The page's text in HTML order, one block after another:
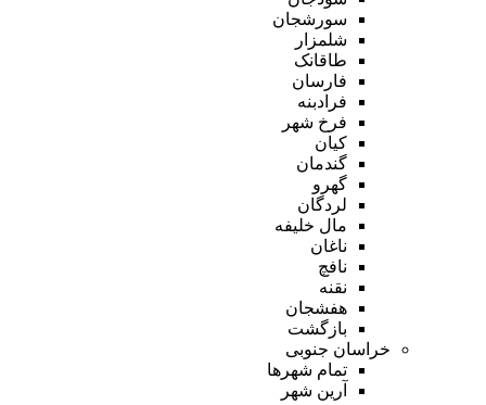
سورشجان
شلمزار
طاقانک
فارسان
فرادبنه
فرخ شهر
کیان
گندمان
گهرو
لردگان
مال خلیفه
ناغان
نافچ
نقنه
هفشجان
بازگشت
خراسان جنوبی
تمام شهر‌ها
آرین شهر